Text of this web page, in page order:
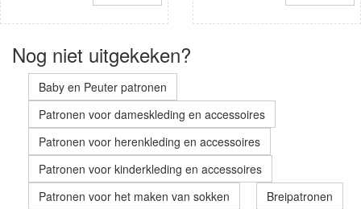
Nog niet uitgekeken?
Baby en Peuter patronen
Patronen voor dameskleding en accessoires
Patronen voor herenkleding en accessoires
Patronen voor kinderkleding en accessoires
Patronen voor het maken van sokken
Breipatronen